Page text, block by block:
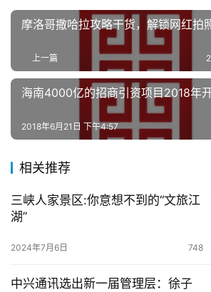
观
察
关
于
我
服
务
导
航
摩洛哥撒哈拉攻略干货，解锁网红拍
上一篇
海南4000亿的招商引资项目2018年
2018年6月21日 下午4:57
相关推荐
三峡人家景区:你意想不到的“文旅江
湖”
2024年7月6日 748
中兴通讯选出新一届管理层：徐子